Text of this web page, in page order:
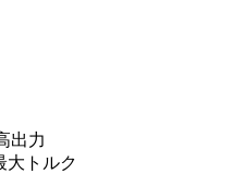
出力
大トルク